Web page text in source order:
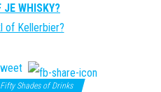
JE WHISKY?
of Kellerbier?
Fifty Shades of Drinks